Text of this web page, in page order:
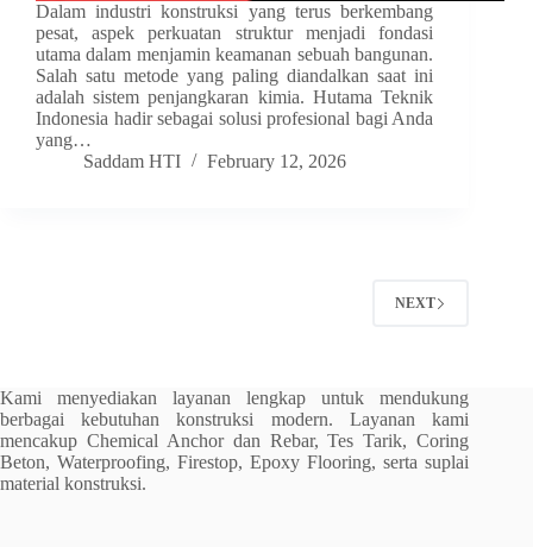
Dalam industri konstruksi yang terus berkembang
pesat, aspek perkuatan struktur menjadi fondasi
utama dalam menjamin keamanan sebuah bangunan.
Salah satu metode yang paling diandalkan saat ini
adalah sistem penjangkaran kimia. Hutama Teknik
Indonesia hadir sebagai solusi profesional bagi Anda
yang…
Saddam HTI
February 12, 2026
NEXT
Kami menyediakan layanan lengkap untuk mendukung
berbagai kebutuhan konstruksi modern. Layanan kami
mencakup Chemical Anchor dan Rebar, Tes Tarik, Coring
Beton, Waterproofing, Firestop, Epoxy Flooring, serta suplai
material konstruksi.